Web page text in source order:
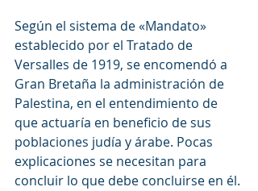
Según el sistema de «Mandato»
establecido por el Tratado de
Versalles de 1919, se encomendó a
Gran Bretaña la administración de
Palestina, en el entendimiento de
que actuaría en beneficio de sus
poblaciones judía y árabe. Pocas
explicaciones se necesitan para
concluir lo que debe concluirse en él.